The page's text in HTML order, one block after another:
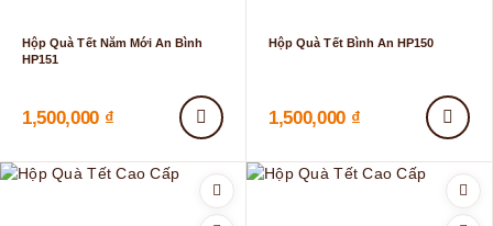
Hộp Quà Tết Năm Mới An Bình
HP151
1,500,000 ₫
Hộp Quà Tết Bình An HP150
1,500,000 ₫